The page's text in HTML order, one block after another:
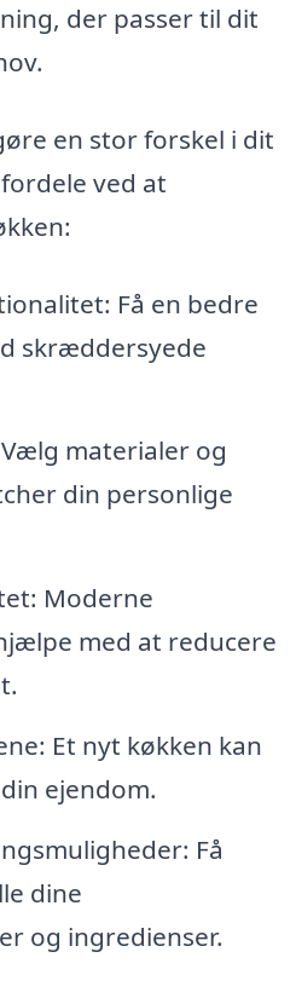
der passer til dit
en stor forskel i dit
ved at
Få en bedre
skræddersyede
materialer og
din personlige
Moderne
med at reducere
Et nyt køkken kan
ejendom.
Få
dine
og ingredienser.